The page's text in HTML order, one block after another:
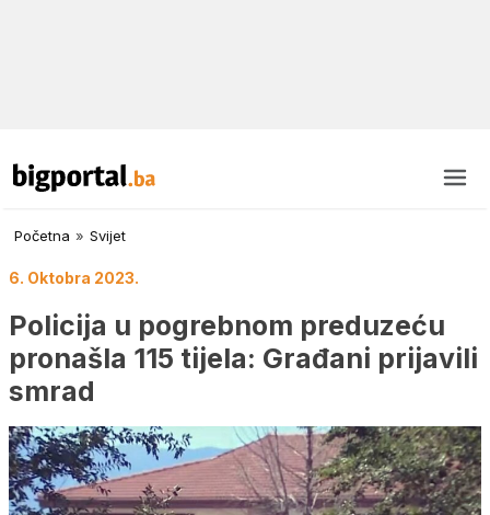
Početna » Svijet
6. Oktobra 2023.
Policija u pogrebnom preduzeću
pronašla 115 tijela: Građani prijavili
smrad